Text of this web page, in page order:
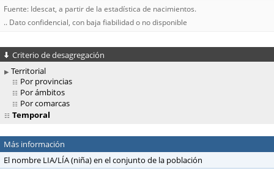
Fuente: Idescat, a partir de la estadística de nacimientos.
.. Dato confidencial, con baja fiabilidad o no disponible
Criterio de desagregación
Territorial
Por provincias
Por ámbitos
Por comarcas
Temporal
Más información
El nombre LIA/LÍA (niña) en el conjunto de la población